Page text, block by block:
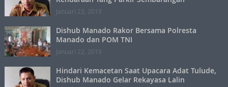
Januari 23, 2019
Dishub Manado Rakor Bersama Polresta
Manado dan POM TNI
Januari 22, 2019
Hindari Kemacetan Saat Upacara Adat Tulude,
Dishub Manado Gelar Rekayasa Lalin